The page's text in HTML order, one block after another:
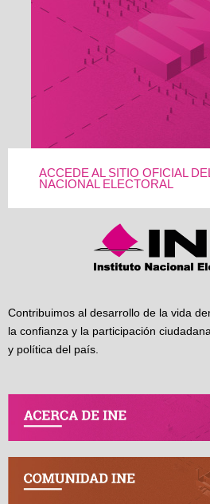
ACCEDE AL SITIO OFICIAL
NACIONAL ELECTORAL
Contribuimos al desarrollo de la vida
la confianza y la participación
y política del país.